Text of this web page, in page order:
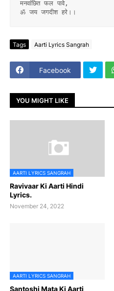
मनवांछित फल पावे,
ॐ जय जगदीश हरे।।
Tags Aarti Lyrics Sangrah
Facebook
YOU MIGHT LIKE
AARTI LYRICS SANGRAH
Ravivaar Ki Aarti Hindi
Lyrics.
November 24, 2022
AARTI LYRICS SANGRAH
Santoshi Mata Ki Aarti